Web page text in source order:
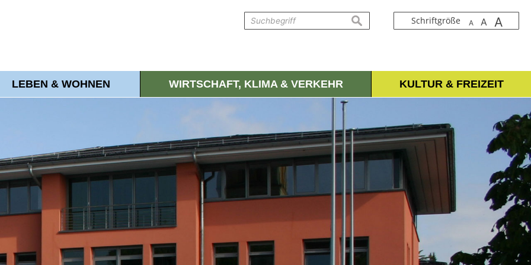
Schriftgröße A A A
suchen
LEBEN & WOHNEN WIRTSCHAFT, KLIMA & VERKEHR KULTUR & FREIZEIT